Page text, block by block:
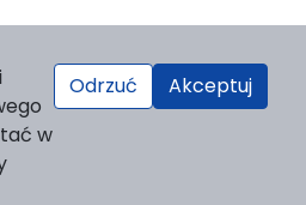
OJS/PKP
w
Odrzuć Akceptuj